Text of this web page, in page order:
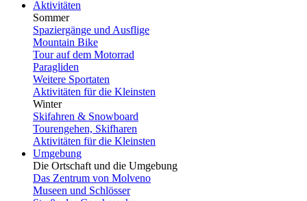
Aktivitäten
Sommer
Spaziergänge und Ausflige
Mountain Bike
Tour auf dem Motorrad
Paragliden
Weitere Sportaten
Aktivitäten für die Kleinsten
Winter
Skifahren & Snowboard
Tourengehen, Skifharen
Aktivitäten für die Kleinsten
Umgebung
Die Ortschaft und die Umgebung
Das Zentrum von Molveno
Museen und Schlösser